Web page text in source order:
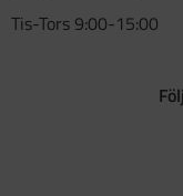
Tis-Tors 9:00-15:00